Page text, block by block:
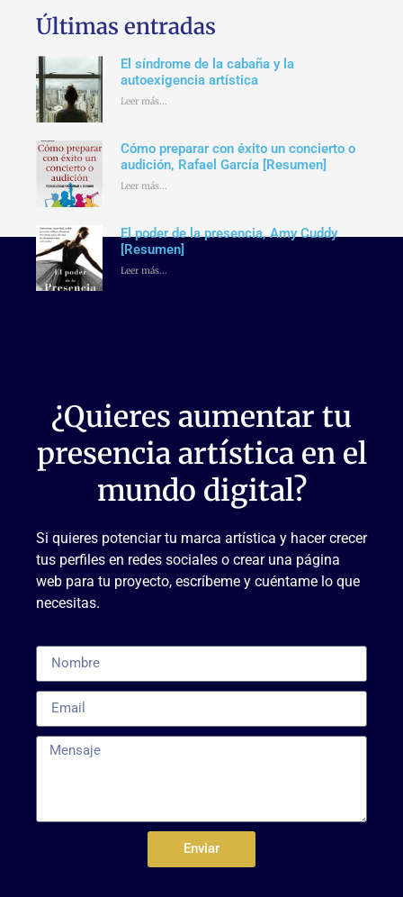
Últimas entradas
El síndrome de la cabaña y la
autoexigencia artística
Leer más...
Cómo preparar con éxito un concierto o
audición, Rafael García [Resumen]
Leer más...
El poder de la presencia, Amy Cuddy
[Resumen]
Leer más...
¿Quieres aumentar tu
presencia artística en el
mundo digital?
Si quieres potenciar tu marca artística y hacer crecer
tus perfiles en redes sociales o crear una página
web para tu proyecto, escríbeme y cuéntame lo que
necesitas.
Enviar